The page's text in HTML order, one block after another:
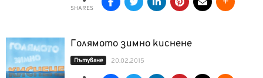
SHARES
Голямото зимно киснене
Пътуване 20.02.2015